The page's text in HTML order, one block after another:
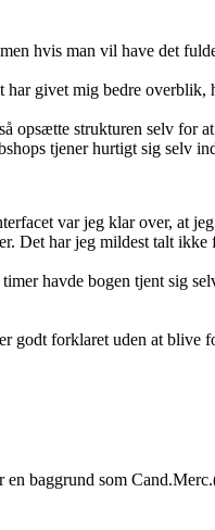
hvis man vil have det
har givet mig bedre
strukturen selv for
tjener hurtigt sig selv
var jeg klar over, at
Det har jeg mildest talt ikke
havde bogen tjent sig
forklaret uden at blive
baggrund som